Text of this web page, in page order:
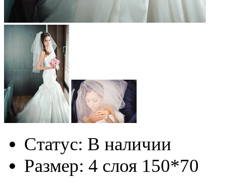
Статус: В наличии
Размер: 4 слоя 150*70